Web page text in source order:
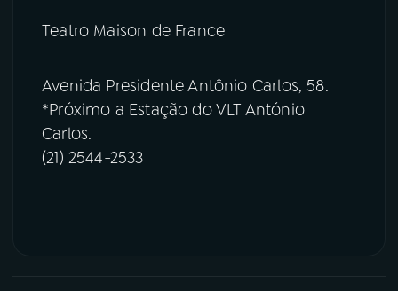
Teatro Maison de France
Avenida Presidente Antônio Carlos, 58.
*Próximo a Estação do VLT António
Carlos.
(21) 2544-2533